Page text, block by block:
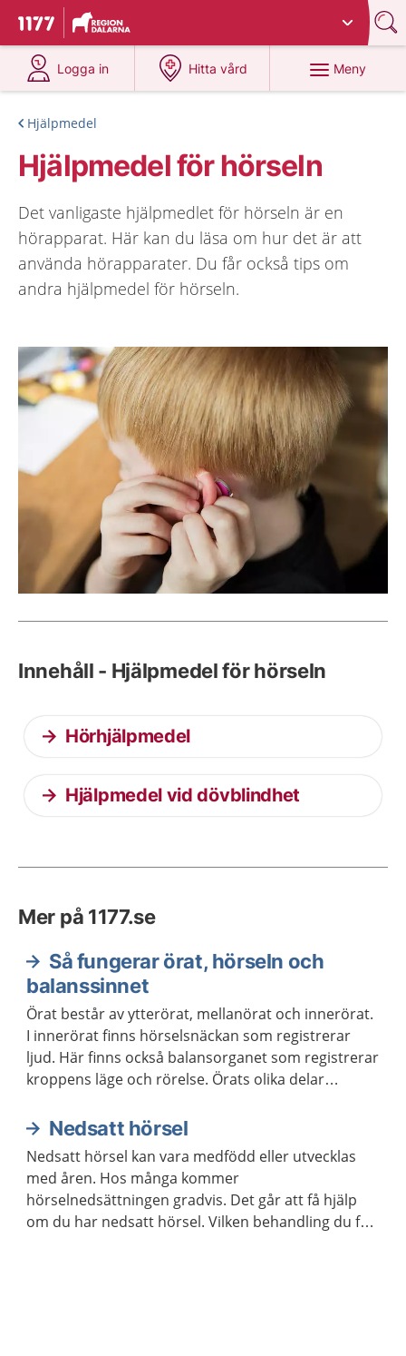
Till startsidan för 1177
Du har valt region
Logga in
på 1177.se
Hitta vård
på 1177.se
Meny
Hjälpmedel
Hjälpmedel för hörseln
Det vanligaste hjälpmedlet för hörseln är en
hörapparat. Här kan du läsa om hur det är att
använda hörapparater. Du får också tips om
andra hjälpmedel för hörseln.
Innehåll - Hjälpmedel för hörseln
Hörhjälpmedel
Hjälpmedel vid dövblindhet
Mer på 1177.se
Så fungerar örat, hörseln och
balanssinnet
Örat består av ytterörat, mellanörat och innerörat.
I innerörat finns hörselsnäckan som registrerar
ljud. Här finns också balansorganet som registrerar
kroppens läge och rörelse. Örats olika delar
hörselcentrum och balanscentrum i hjärnan.
Nedsatt hörsel
Nedsatt hörsel kan vara medfödd eller utvecklas
med åren. Hos många kommer
hörselnedsättningen gradvis. Det går att få hjälp
om du har nedsatt hörsel. Vilken behandling du får